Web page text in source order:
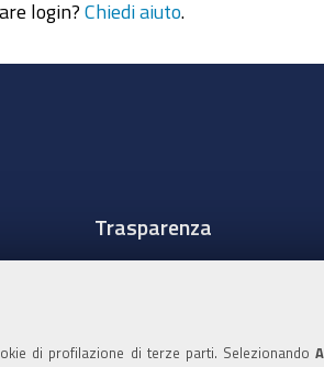
di profilazione di terze parti. Selezionando
login? Chiedi aiuto
Trasparenza
Pubblicità Legale